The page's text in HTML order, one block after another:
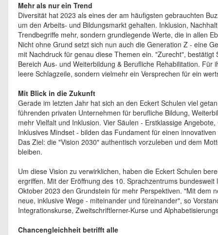
Mehr als nur ein Trend
Diversität hat 2023 als eines der am häufigsten gebrauchten
um den Arbeits- und Bildungsmarkt gehalten. Inklusion,
Trendbegriffe mehr, sondern grundlegende Werte, die in allen
Nicht ohne Grund setzt sich nun auch die Generation Z - eine
mit Nachdruck für genau diese Themen ein. "Zurecht",
Bereich Aus- und Weiterbildung & Berufliche Rehabilitation. Für
leere Schlagzeile, sondern vielmehr ein Versprechen für ein
Mit Blick in die Zukunft
Gerade im letzten Jahr hat sich an den Eckert Schulen viel
führenden privaten Unternehmen für berufliche Bildung,
mehr Vielfalt und Inklusion. Vier Säulen - Erstklassige
Inklusives Mindset - bilden das Fundament für einen
Das Ziel: die "Vision 2030" authentisch vorzuleben und dem
bleiben.
Um diese Vision zu verwirklichen, haben die Eckert Schulen
ergriffen. Mit der Eröffnung des 10. Sprachzentrums
Oktober 2023 den Grundstein für mehr Perspektiven. "Mit dem
neue, inklusive Wege - miteinander und füreinander", so
Integrationskurse, Zweitschriftlerner-Kurse und
Chancengleichheit betrifft alle